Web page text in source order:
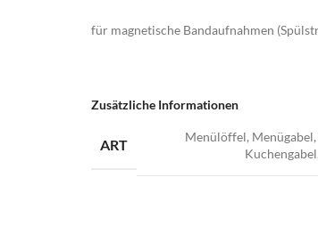
für magnetische Bandaufnahmen
Zusätzliche Informationen
ART Menülöffel, Menügabel,
Kuchengabel